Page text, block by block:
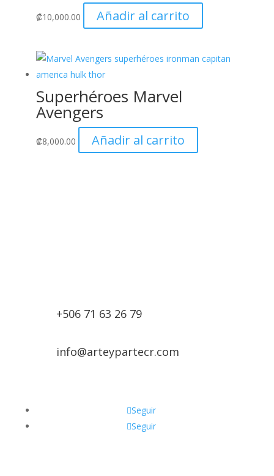
₡10,000.00 Añadir al carrito
Superhéroes Marvel
Avengers
₡8,000.00 Añadir al carrito
+506 71 63 26 79
info@arteypartecr.com
Seguir
Seguir